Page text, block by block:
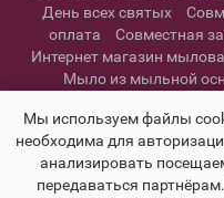
День всех святых
оплата
Совместная
Интернет магазин
Мыло из мыльной
Мы используем файлы
необходима для
анализировать
передаваться